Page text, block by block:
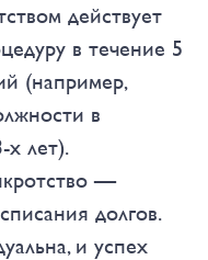
действует
в течение 5
(например,
в
х лет).
—
долгов.
и успех